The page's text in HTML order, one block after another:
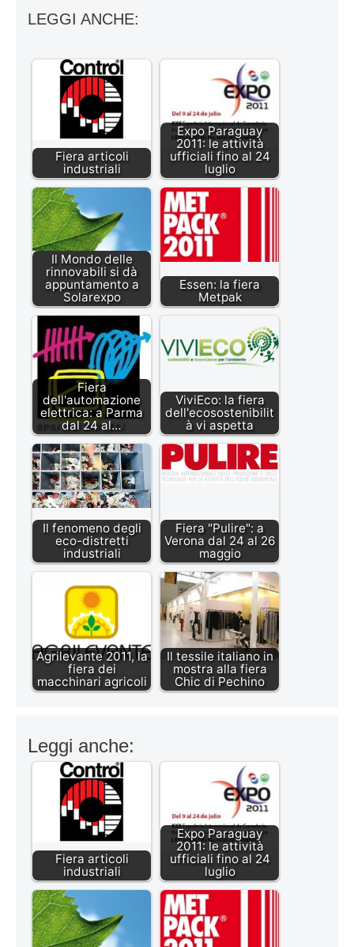
LEGGI ANCHE:
Fiera articoli
industriali
Expo Paraguay
2011: le attività
ufficiali fino al 24
luglio
Il Mondo delle
rinnovabili si dà
appuntamento a
Solarexpo
Essen: la fiera
Metpak
Fiera
dell'automazione
elettrica: a Parma
dal 24 al…
ViviEco: la fiera
dell'ecosostenibilit
à vi aspetta
Il fenomeno degli
eco-distretti
industriali
Fiera "Pulire": a
Verona dal 24 al 26
maggio
Agrilevante 2011, la
fiera dei
macchinari agricoli
Il tessile italiano in
mostra alla fiera
Chic di Pechino
Leggi anche:
Fiera articoli
industriali
Expo Paraguay
2011: le attività
ufficiali fino al 24
luglio